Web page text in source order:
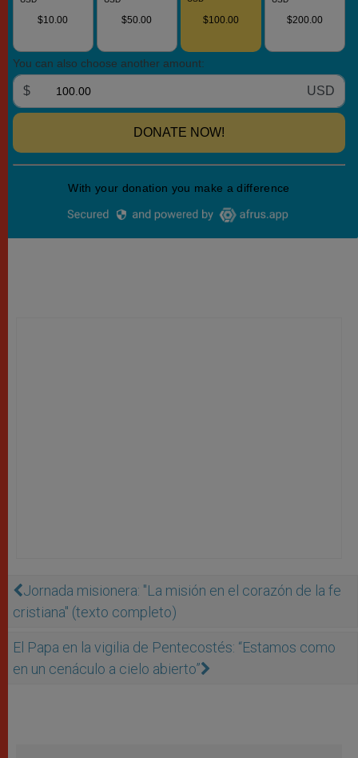
Jornada misionera: "La misión en el corazón de la fe
cristiana" (texto completo)
El Papa en la vigilia de Pentecostés: “Estamos como
en un cenáculo a cielo abierto”